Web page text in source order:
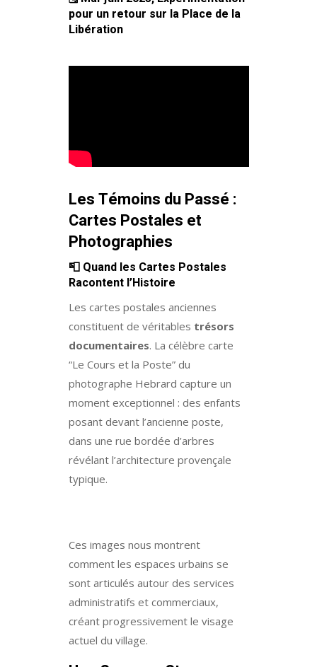
pour un retour sur la Place de la
Libération
Les Témoins du Passé :
Cartes Postales et
Photographies
📮Quand les Cartes Postales
Racontent l’Histoire
Les cartes postales anciennes
constituent de véritables trésors
documentaires. La célèbre carte
“Le Cours et la Poste” du
photographe Hebrard capture un
moment exceptionnel : des enfants
posant devant l’ancienne poste,
dans une rue bordée d’arbres
révélant l’architecture provençale
typique.
Ces images nous montrent
comment les espaces urbains se
sont articulés autour des services
administratifs et commerciaux,
créant progressivement le visage
actuel du village.